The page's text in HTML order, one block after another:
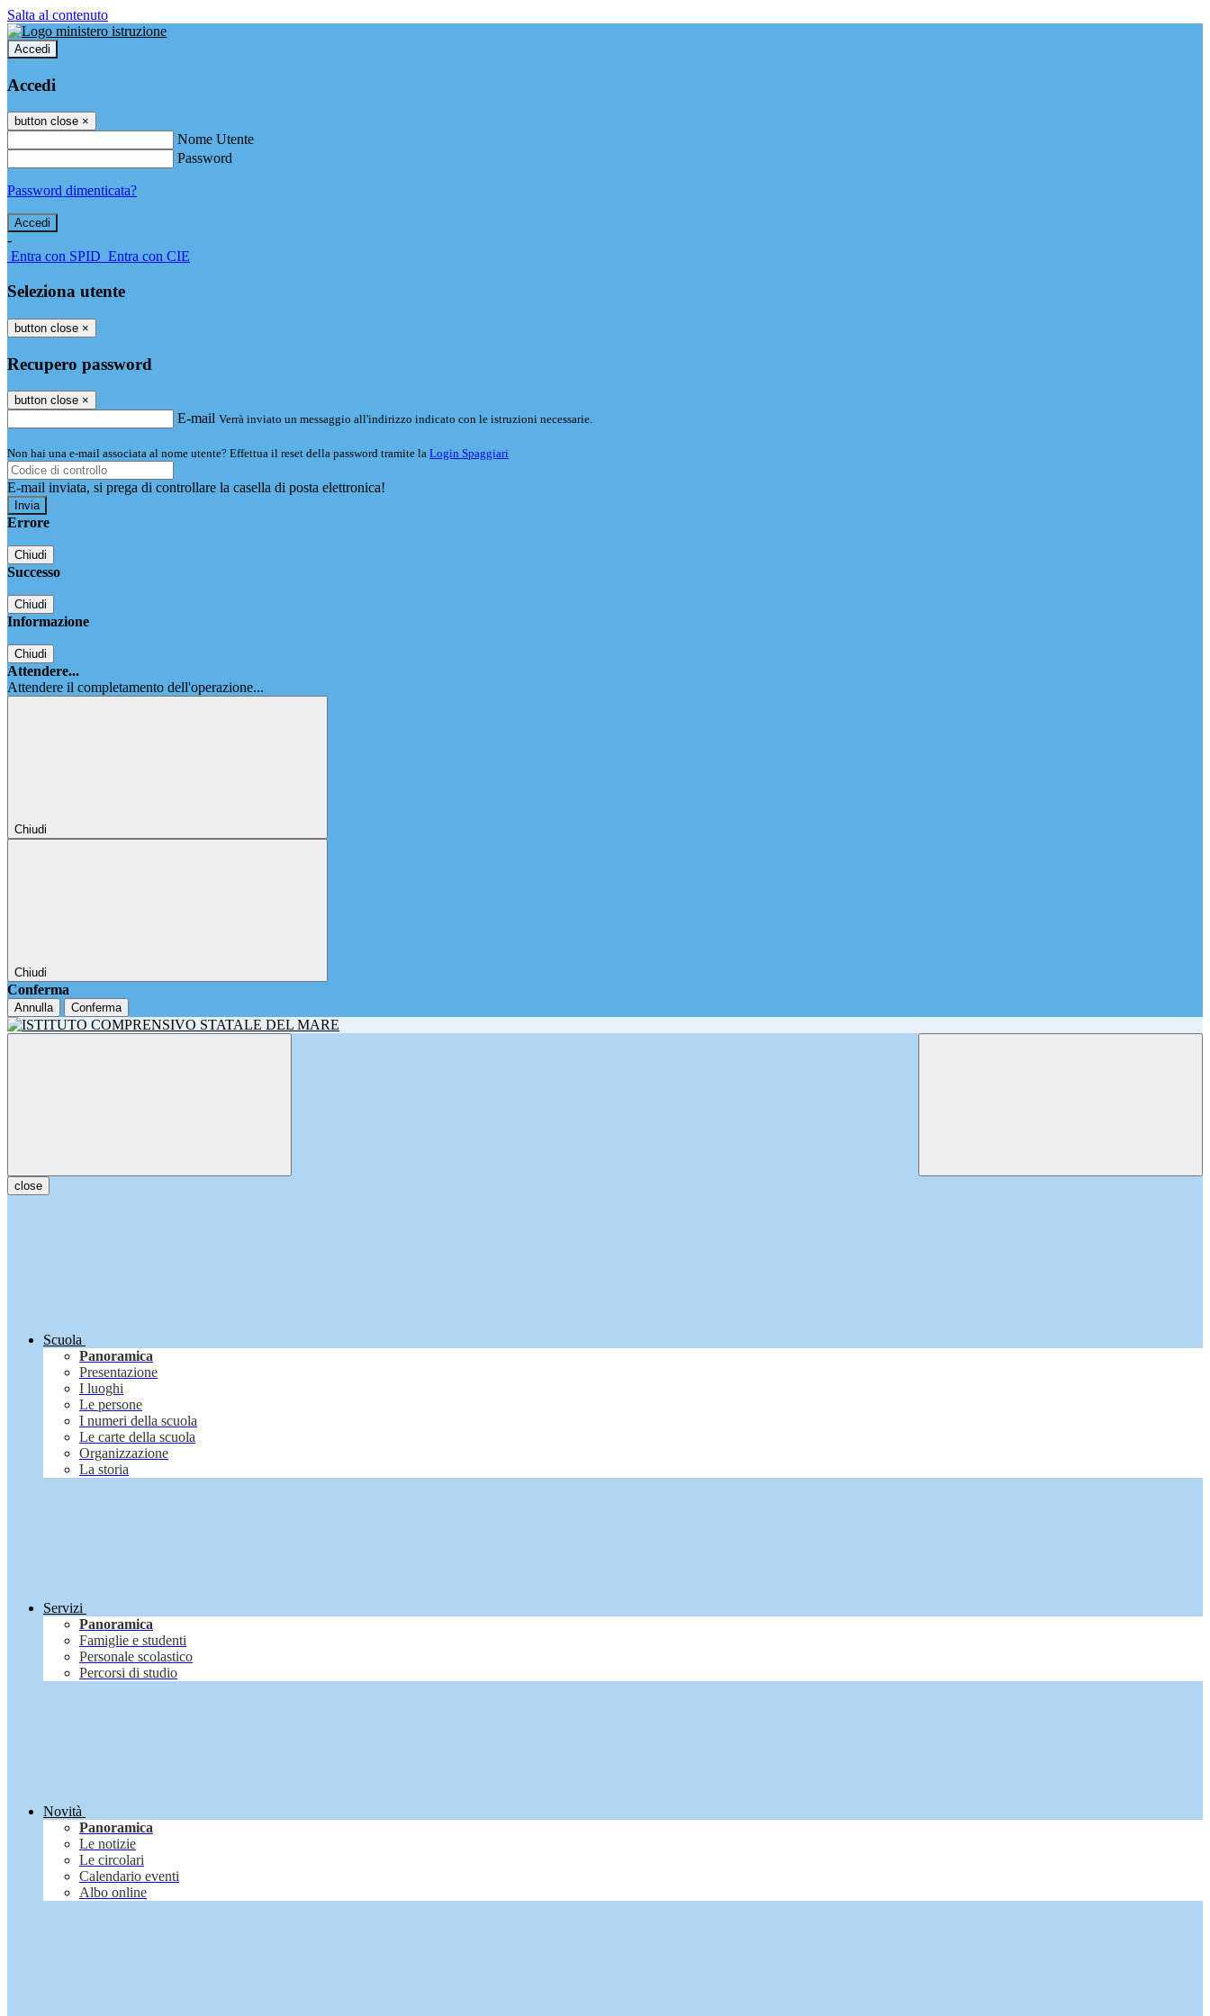
Salta al contenuto
Accedi
Accedi
button close ×
Nome Utente
Password
Password dimenticata?
-
Entra con SPID Entra con CIE
Seleziona utente
button close ×
Recupero password
button close ×
E-mail Verrà inviato un messaggio all'indirizzo indicato con le istruzioni necessarie.
Non hai una e-mail associata al nome utente? Effettua il reset della password tramite la Login Spaggiari
E-mail inviata, si prega di controllare la casella di posta elettronica!
Errore
Chiudi
Successo
Chiudi
Informazione
Chiudi
Attendere...
Attendere il completamento dell'operazione...
Chiudi
Chiudi
Conferma
Annulla Conferma
close
Scuola
Panoramica
Presentazione
I luoghi
Le persone
I numeri della scuola
Le carte della scuola
Organizzazione
La storia
Servizi
Panoramica
Famiglie e studenti
Personale scolastico
Percorsi di studio
Novità
Panoramica
Le notizie
Le circolari
Calendario eventi
Albo online